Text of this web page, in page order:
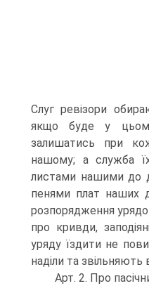
Слуг ревізори
якщо буде у
залишатись при
нашому; а служба
листами нашими до
пенями плат наших
розпорядження
про кривди,
уряду їздити не
наділи та звільняють
Арт. 2. Про